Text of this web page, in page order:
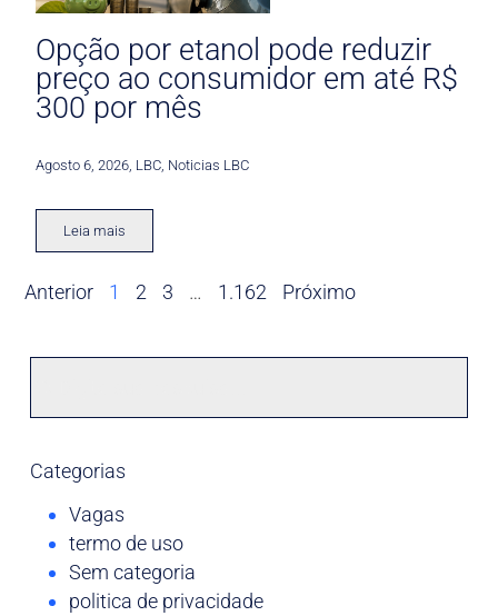
Opção por etanol pode reduzir
preço ao consumidor em até R$
300 por mês
Agosto 6, 2026 LBC Noticias LBC
Leia mais
Anterior 1 2 3 … 1.162 Próximo
Categorias
Vagas
termo de uso
Sem categoria
politica de privacidade